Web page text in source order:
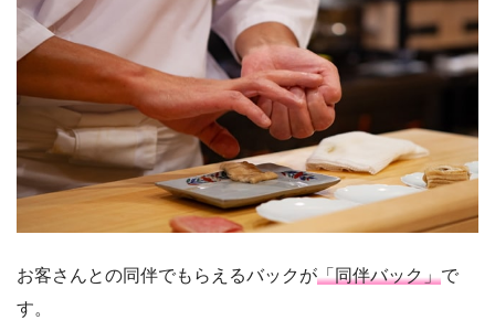
お客さんとの同伴でもらえるバックが「同伴バック」で
す。